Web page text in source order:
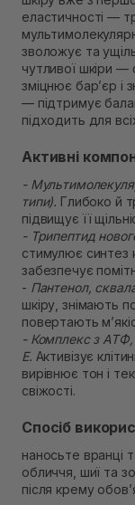
еластичності —
зволожує та
чутливої шкіри —
зміцнює бар’єр і
— підтримує
підходить для
Активні
-
типи). Глибоко й
підвищує її
- Трипептид
стимулює синтез
забезпечує
- Пантенол,
шкіру, знімають
повертають
- Комплекс з АТФ,
E. Активізує
вирівнює тон і
свіжості.
Спосіб
наносьте вранці
обличчя, шиї та
після крему